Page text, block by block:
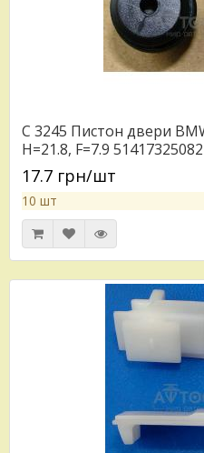
C 3245 Пистон двери
H=21.8, F=7.9 51417325082
17.7 грн/шт
10 шт